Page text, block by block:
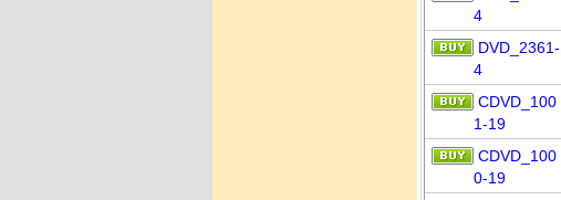
4
DVD_2361-
4
CDVD_100
1-19
CDVD_100
0-19